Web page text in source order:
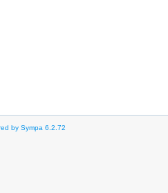
by Sympa 6.2.72